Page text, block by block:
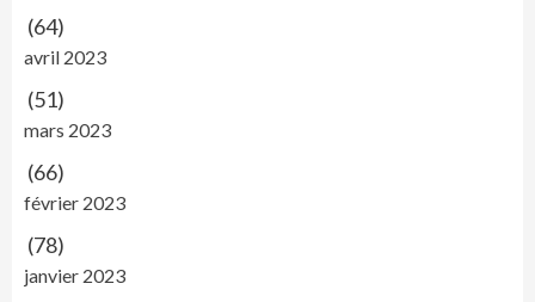
(64)
avril 2023
(51)
mars 2023
(66)
février 2023
(78)
janvier 2023